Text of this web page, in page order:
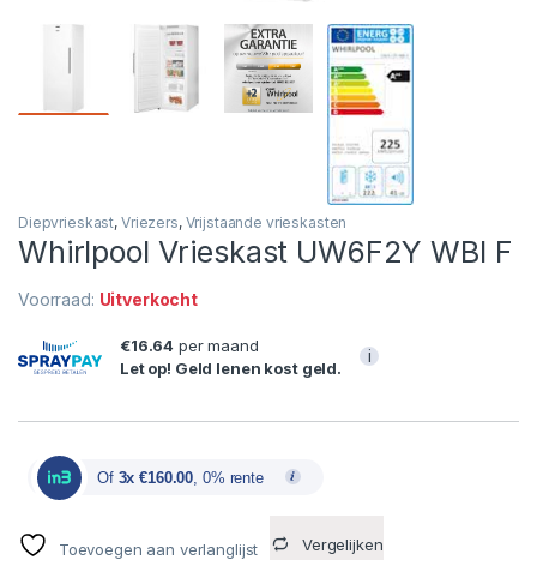
Diepvrieskast, Vriezers, Vrijstaande vrieskasten
Whirlpool Vrieskast UW6F2Y WBI F
Voorraad: Uitverkocht
€16.64 per maand
Let op! Geld lenen kost geld.
i
Of 3x €160.00 , 0% rente
Toevoegen aan verlanglijst Vergelijken